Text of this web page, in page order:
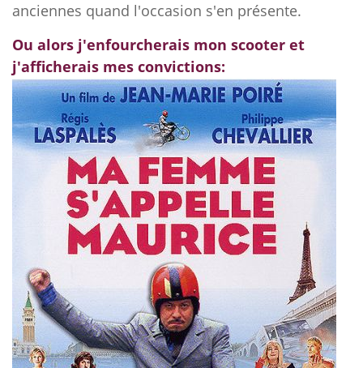
anciennes quand l'occasion s'en présente.
Ou alors j'enfourcherais mon scooter et
j'afficherais mes convictions: